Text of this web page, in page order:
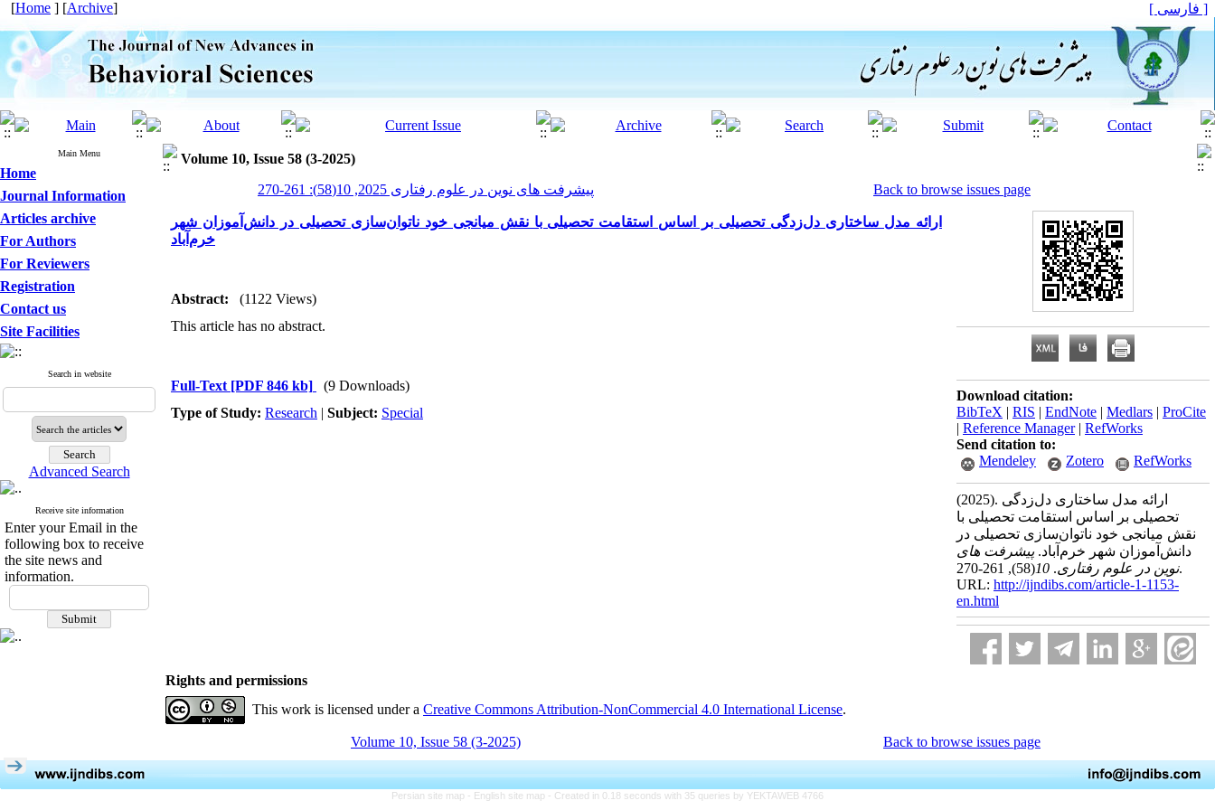
[Home ] [Archive] [ فارسی ]
Main Menu
Home
Journal Information
Articles archive
For Authors
For Reviewers
Registration
Contact us
Site Facilities
Search in website
Advanced Search
Receive site information
Enter your Email in the
following box to receive
the site news and
information.
Volume 10, Issue 58 (3-2025)
پیشرفت های نوین در علوم رفتاری 2025, 10(58): 261-270
Back to browse issues page
ارائه مدل ساختاری دل‌زدگی تحصیلی بر اساس استقامت تحصیلی با نقش میانجی خود ناتوان‌سازی تحصیلی در دانش‌آموزان شهر
خرم‌آباد
Abstract:
(1122 Views)
This article has no abstract.
Full-Text [PDF 846 kb]
(9 Downloads)
Type of Study: Research | Subject: Special
Download citation:
BibTeX | RIS | EndNote | Medlars | ProCite
| Reference Manager| RefWorks
Send citation to:
Mendeley
Zotero RefWorks
(2025).
تحصیلی بر اساس استقامت تحصیلی با
نقش میانجی خود ناتوان‌سازی تحصیلی در
دانش‌آموزان شهر خرم‌آباد.پیشرفت های
نوین در علوم رفتاری.
10
(58)
, 261-270.
URL: http://ijndibs.com/article-1-1153-
en.html
Rights and permissions
This work is licensed under a Creative Commons Attribution-NonCommercial 4.0 International License.
Volume 10, Issue 58 (3-2025) Back to browse issues page
Persian site map - English site map - Created in 0.18 seconds with 35 queries by YEKTAWEB 4766